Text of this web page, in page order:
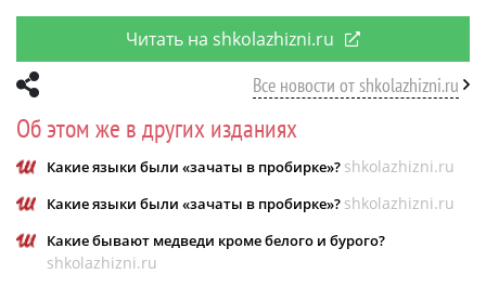
Читать на shkolazhizni.ru
Все новости от shkolazhizni.ru
Об этом же в других изданиях
Какие языки были «зачаты в пробирке»? shkolazhizni.ru
Какие языки были «зачаты в пробирке»? shkolazhizni.ru
Какие бывают медведи кроме белого и бурого?
shkolazhizni.ru